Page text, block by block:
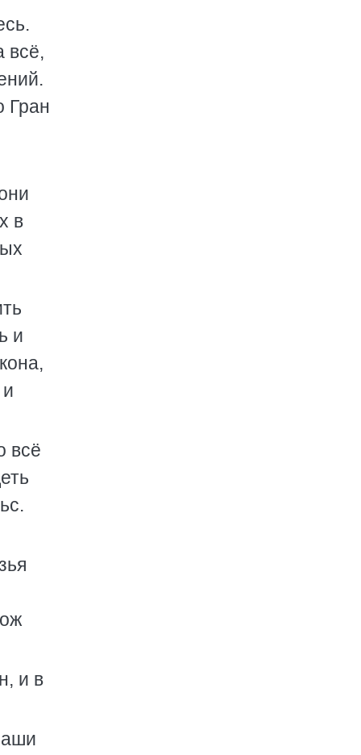
всё,
Гран
в
и
всё
и в